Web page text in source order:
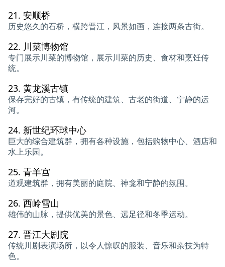
21. 安顺桥
历史悠久的石桥，横跨晋江，风景如画，连接两条古街。
22. 川菜博物馆
专门展示川菜的博物馆，展示川菜的历史、食材和烹饪传
统。
23. 黄龙溪古镇
保存完好的古镇，有传统的建筑、古老的街道、宁静的运
河。
24. 新世纪环球中心
巨大的综合建筑群，拥有各种设施，包括购物中心、酒店和
水上乐园。
25. 青羊宫
道观建筑群，拥有美丽的庭院、神龛和宁静的氛围。
26. 西岭雪山
雄伟的山脉，提供优美的景色、远足径和冬季运动。
27. 晋江大剧院
传统川剧表演场所，以令人惊叹的服装、音乐和杂技为特
色。